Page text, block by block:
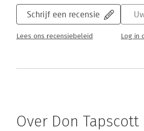
is afkomstig uit
miljoen artikelen
vrijwillige basis aan
Schrijf een recensie
Lees ons recensiebeleid Log in
Over Don Tapscott